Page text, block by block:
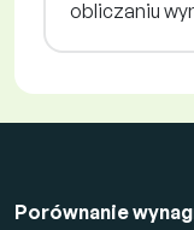
obliczaniu
Porównanie